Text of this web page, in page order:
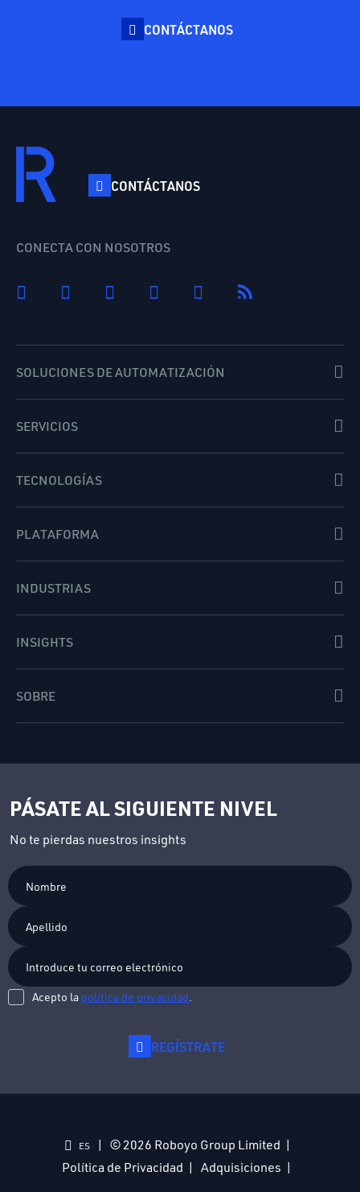
CONTÁCTANOS
CONTÁCTANOS
CONECTA CON NOSOTROS
SOLUCIONES DE AUTOMATIZACIÓN
SERVICIOS
TECNOLOGÍAS
PLATAFORMA
INDUSTRIAS
INSIGHTS
SOBRE
PÁSATE AL SIGUIENTE NIVEL
No te pierdas nuestros insights
Acepto la política de privacidad
REGÍSTRATE
ES
© 2026 Roboyo Group Limited
Política de Privacidad
Adquisiciones